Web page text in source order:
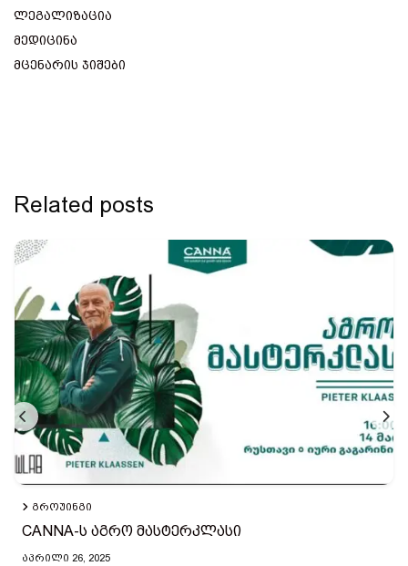
ლეგალიზაცია
მედიცინა
მცენარის ჯიშები
Related posts
ᲒᲠᲝᲣᲘᲜᲒᲘ
CANNA-ს აგრო მასტერკლასი
ᲐᲞᲠᲘᲚᲘ 26, 2025